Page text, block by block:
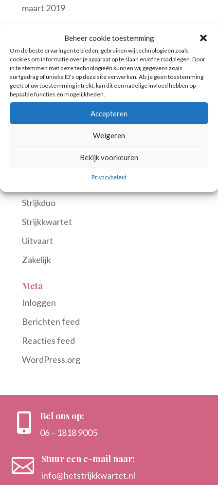
Beheer cookie toestemming
Om de beste ervaringen te bieden, gebruiken wij technologieën zoals
cookies om informatie over je apparaat op te slaan en/of te raadplegen. Door
in te stemmen met deze technologieën kunnen wij gegevens zoals
surfgedrag of unieke ID's op deze site verwerken. Als je geen toestemming
geeft of uw toestemming intrekt, kan dit een nadelige invloed hebben op
bepaalde functies en mogelijkheden.
Accepteren
Weigeren
Bekijk voorkeuren
Privacybeleid
maart 2019
september 2016
Categories
Business
Jubileum
Strijkduo
Strijkkwartet
Uitvaart
Zakelijk
Meta
Inloggen
Berichten feed
Reacties feed
WordPress.org
 Bel ons op:
06 – 1818 9005
 Stuur een e-mail naar:
info@hetstrijkkwartet.nl